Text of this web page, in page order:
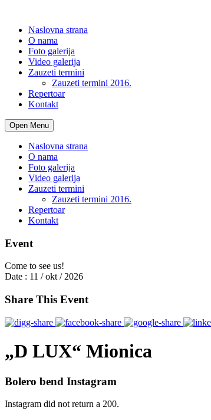
Naslovna strana
O nama
Foto galerija
Video galerija
Zauzeti termini
Zauzeti termini 2016.
Repertoar
Kontakt
Open Menu
Naslovna strana
O nama
Foto galerija
Video galerija
Zauzeti termini
Zauzeti termini 2016.
Repertoar
Kontakt
Event
Come to see us!
Date : 11 / okt / 2026
Share This Event
„D LUX“ Mionica
Bolero bend Instagram
Instagram did not return a 200.